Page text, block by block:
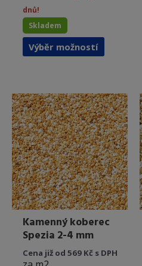
dnů!
Skladem
Výběr možností
Tento
produkt
variant.
Možnosti
lze
vybrat
na
stránce
produktu
Kamenný koberec
Spezia 2-4 mm
Cena již od 569 Kč s DPH